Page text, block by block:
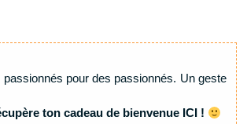
pour des passionnés. Un geste
ton cadeau de bienvenue ICI !